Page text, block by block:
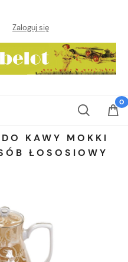
Zaloguj się
KAWY MOKKI
ŁOSOSIOWY